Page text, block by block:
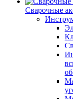
Сварочные